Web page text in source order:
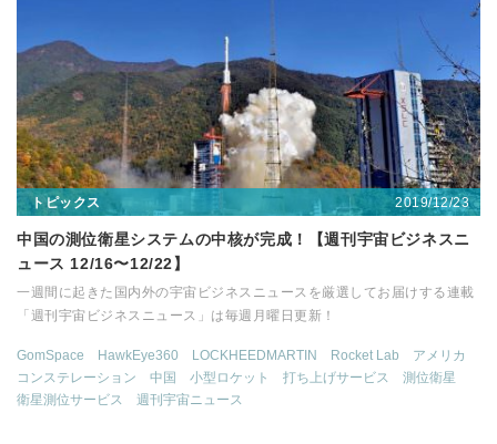
トピックス 2019/12/23
中国の測位衛星システムの中核が完成！【週刊宇宙ビジネスニ
ュース 12/16〜12/22】
一週間に起きた国内外の宇宙ビジネスニュースを厳選してお届けする連載
「週刊宇宙ビジネスニュース」は毎週月曜日更新！
GomSpace HawkEye360 LOCKHEEDMARTIN Rocket Lab
アメリカ
コンステレーション
中国 小型ロケット 打ち上げサービス
測位衛星
衛星測位サービス
週刊宇宙ニュース